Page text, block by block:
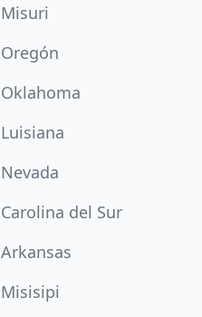
Misuri
Oregón
Oklahoma
Luisiana
Nevada
Carolina del Sur
Arkansas
Misisipi